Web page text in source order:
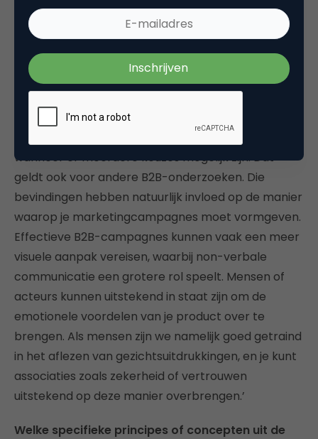
uit mensen met een systeem 1
‘Natuurlijk snakt deze doelgroep naar feitelijke en
rationele informatie, zoals gegevens uit medische
trials en vooronderzoeken. Echter, we hebben
wanneer er meerdere keuzes mogelijk zijn. Dat
geldt ook voor andere B2B-onderzoeken. Die
bevindingen hebben natuurlijk invloed op de manier
waarop je marketingcampagnes moet vormgeven.
Effectieve B2B-campagnes kunnen vaak een meer
visuele aanpak vereisen, waarbij non-verbale
communicatie een grotere rol speelt. Mensen of
acteurs kunnen uitstekend in staat zijn om de
emotionele voordelen van je product over te
brengen. Als mensen zijn we namelijk goed getraind
in het aflezen van gezichtsuitdrukkingen, en je kunt
associaties zoals zekerheid of vertrouwen
uitstekend op deze manier overbrengen.’
Welke specifieke principes of concepten uit de